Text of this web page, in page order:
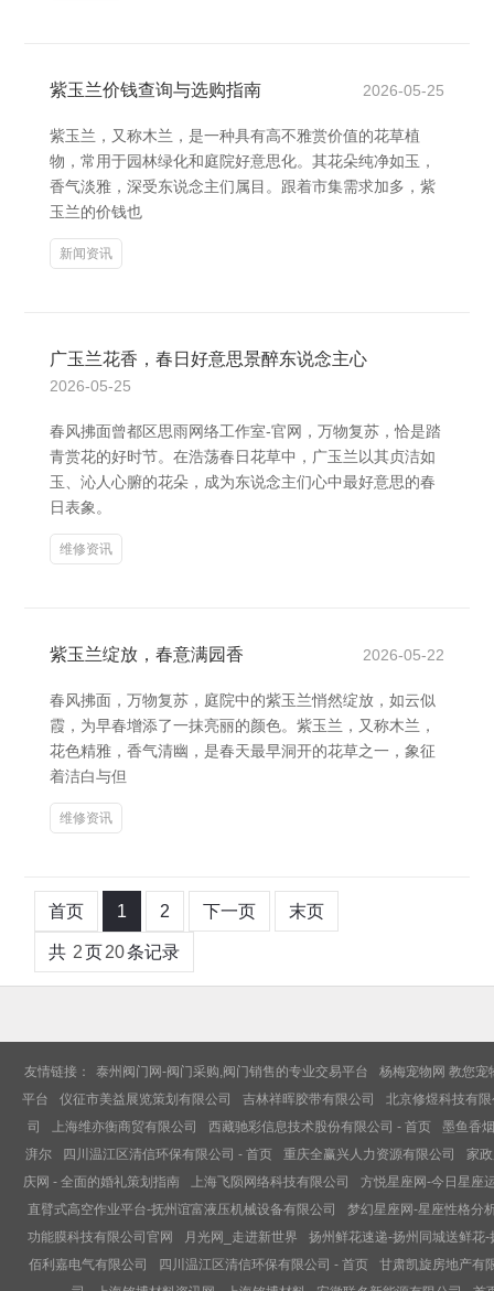
紫玉兰价钱查询与选购指南 2026-05-25
紫玉兰，又称木兰，是一种具有高不雅赏价值的花草植
物，常用于园林绿化和庭院好意思化。其花朵纯净如玉，
香气淡雅，深受东说念主们属目。跟着市集需求加多，紫
玉兰的价钱也
新闻资讯
广玉兰花香，春日好意思景醉东说念主心
2026-05-25
春风拂面曾都区思雨网络工作室-官网，万物复苏，恰是踏
青赏花的好时节。在浩荡春日花草中，广玉兰以其贞洁如
玉、沁人心腑的花朵，成为东说念主们心中最好意思的春
日表象。
维修资讯
紫玉兰绽放，春意满园香 2026-05-22
春风拂面，万物复苏，庭院中的紫玉兰悄然绽放，如云似
霞，为早春增添了一抹亮丽的颜色。紫玉兰，又称木兰，
花色精雅，香气清幽，是春天最早洞开的花草之一，象征
着洁白与但
维修资讯
首页 1 2 下一页 末页
共 2页20条记录
友情链接： 泰州阀门网-阀门采购,阀门销售的专业交易平台
杨梅宠物网 教您宠
平台
仪征市美益展览策划有限公司 吉林祥晖胶带有限公司
北京修煜科技有
司
上海维亦衡商贸有限公司 西藏驰彩信息技术股份有限公司 - 首页
墨鱼香
湃尔
四川温江区清信环保有限公司 - 首页 重庆全赢兴人力资源有限公司
家
庆网 - 全面的婚礼策划指南
上海飞陨网络科技有限公司
方悦星座网-今日星座
直臂式高空作业平台-抚州谊富液压机械设备有限公司
梦幻星座网-星座性格分
功能膜科技有限公司官网
月光网_走进新世界
扬州鲜花速递-扬州同城送鲜花
佰利嘉电气有限公司
四川温江区清信环保有限公司 - 首页
甘肃凯旋房地产有